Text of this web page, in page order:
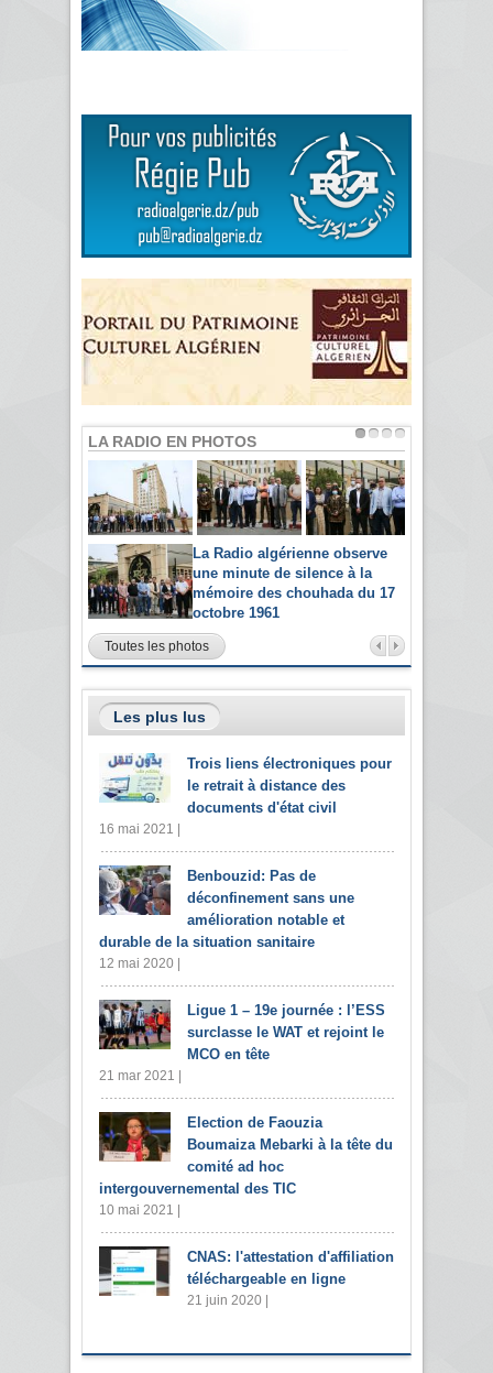
LA RADIO EN PHOTOS
La Radio algérienne observe
une minute de silence à la
mémoire des chouhada du 17
octobre 1961
Toutes les photos
Les plus lus
Trois liens électroniques pour
le retrait à distance des
documents d'état civil
16 mai 2021 |
Benbouzid: Pas de
déconfinement sans une
amélioration notable et
durable de la situation sanitaire
12 mai 2020 |
Ligue 1 – 19e journée : l’ESS
surclasse le WAT et rejoint le
MCO en tête
21 mar 2021 |
Election de Faouzia
Boumaiza Mebarki à la tête du
comité ad hoc
intergouvernemental des TIC
10 mai 2021 |
CNAS: l'attestation d'affiliation
téléchargeable en ligne
21 juin 2020 |